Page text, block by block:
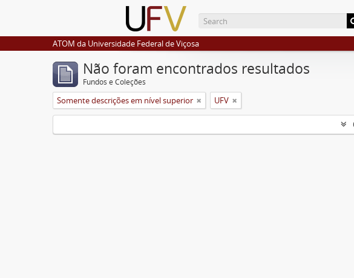
ATOM da Universidade Federal de Viçosa
Não foram encontrados resultados
Fundos e Coleções
Somente descrições em nível superior UFV